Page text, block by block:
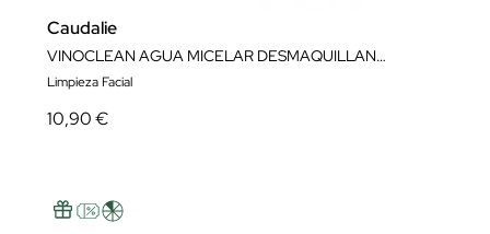
Caudalie
VINOCLEAN AGUA MICELAR DESMAQUILLANTE
Limpieza Facial
10,90 €